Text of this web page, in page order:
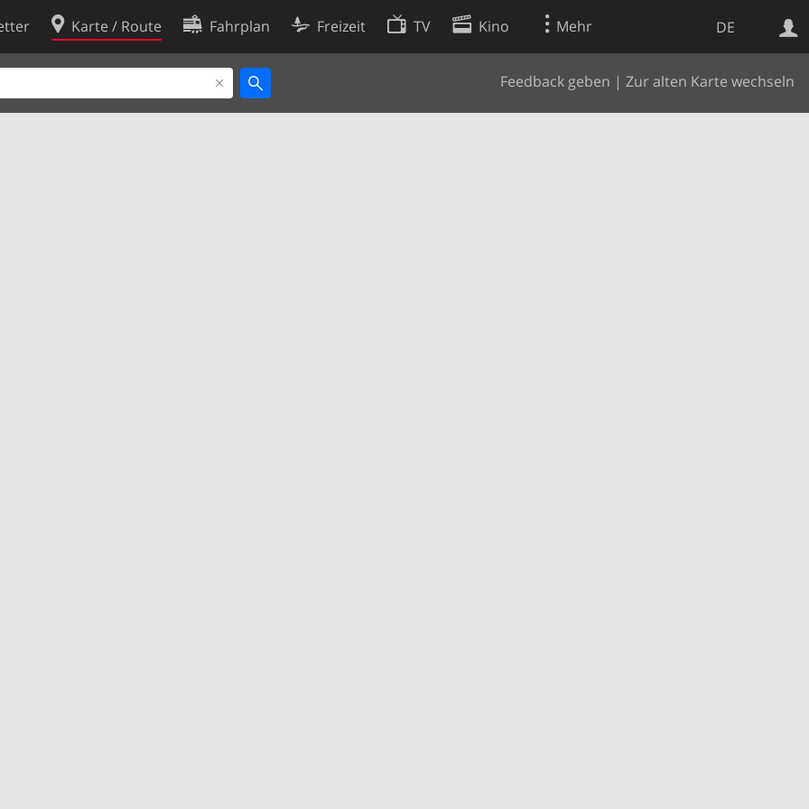
DE
Karte / Route Fahrplan Freizeit TV Kino Mehr
Feedback geben | Zur alten Karte wechseln
Websuche
Cookie-Richtlinie
Cookie-Einstellungen